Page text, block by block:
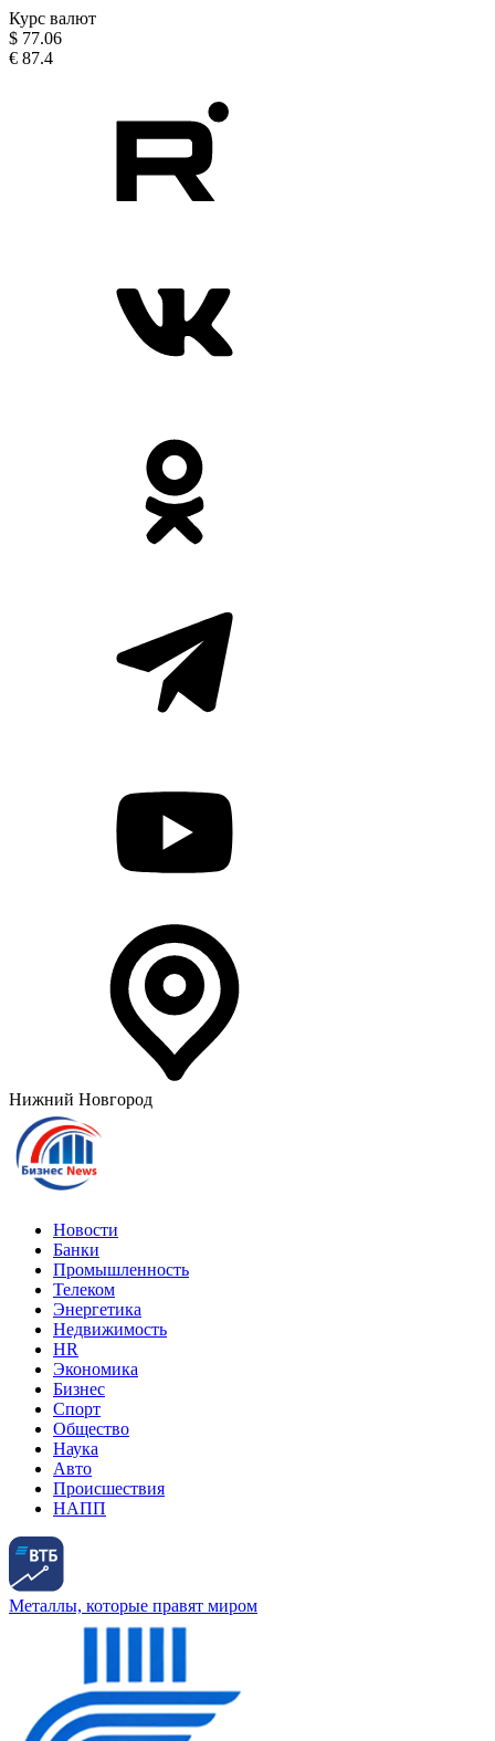
Курс валют
$ 77.06
€ 87.4
Нижний Новгород
Новости
Банки
Промышленность
Телеком
Энергетика
Недвижимость
HR
Экономика
Бизнес
Спорт
Общество
Наука
Авто
Происшествия
НАПП
Металлы, которые правят миром